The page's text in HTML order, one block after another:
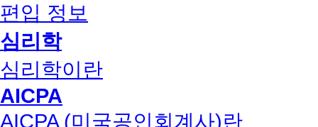
편입 정보
심리학
심리학이란
AICPA
AICPA (미국공인회계사)란